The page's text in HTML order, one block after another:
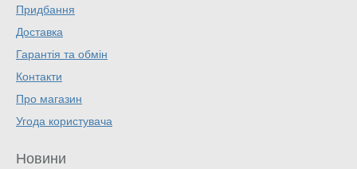
Придбання
Доставка
Гарантія та обмін
Контакти
Про магазин
Угода користувача
Новини